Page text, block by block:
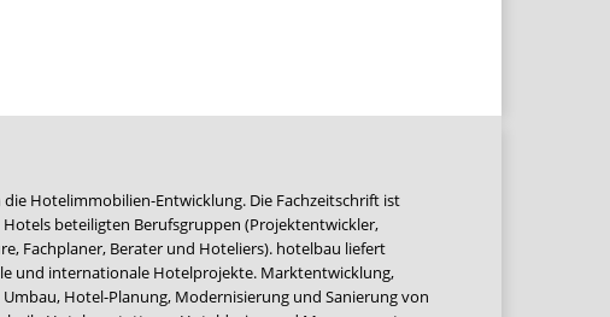
Hotelimmobilien-Entwicklung. Die Fachzeitschrift ist
beteiligten Berufsgruppen (Projektentwickler,
Fachplaner, Berater und Hoteliers). hotelbau liefert
und internationale Hotelprojekte. Marktentwicklung,
Hotel-Planung, Modernisierung und Sanierung von